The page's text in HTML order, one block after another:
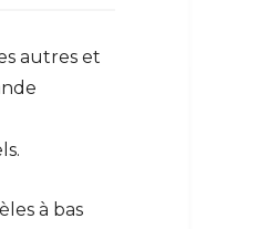
autres et
à bas